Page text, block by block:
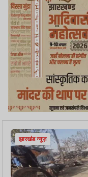
झारखंड न्यूज़